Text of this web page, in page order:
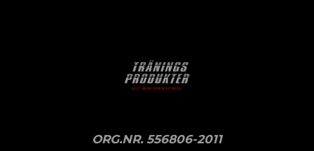
ORG.NR. 556806-2011